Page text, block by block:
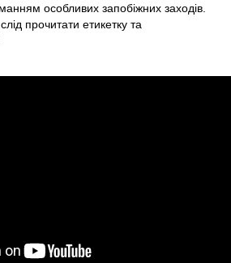
особливих запобіжних заходів.
прочитати етикетку та